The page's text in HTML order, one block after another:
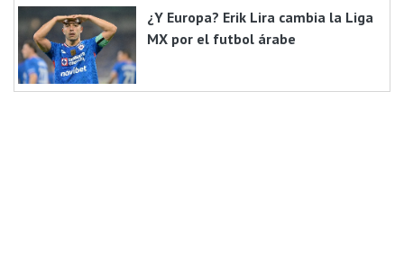
¿Y Europa? Erik Lira cambia la Liga
MX por el futbol árabe